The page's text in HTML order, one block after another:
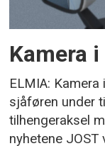
Kamera
ELMIA:
sjåføren under
tilhengeraksel
nyhetene JOST